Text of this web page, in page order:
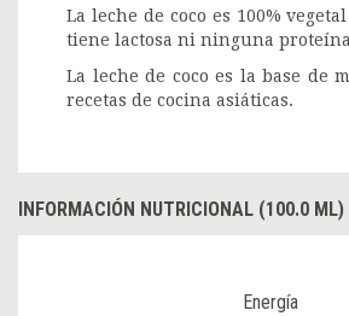
La leche de coco es 100%
tiene lactosa ni ninguna
La leche de coco es la base de
recetas de cocina asiáticas.
INFORMACIÓN NUTRICIONAL (100.0 ML)
Energía